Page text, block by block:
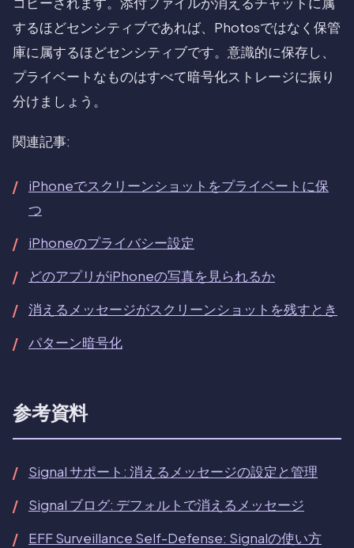
するほどセンシティブであれば、Photosではなく保管
庫に属するほどセンシティブです。意識的に保存し、
プライベートなものはすべて暗号化ストレージに振り
分けましょう。
関連記事:
iPhoneでスクリーンショットをプライベートに保
つ
iPhoneのプライバシー設定
どのアプリがiPhoneの写真を見られるか
消えるメッセージがスクリーンショットを残すとき
パターン暗号化
参考資料
Signal サポート: 消えるメッセージの設定と管理
Signal ブログ: デフォルトで消えるメッセージ
EFF Surveillance Self-Defense: Signalの使い方